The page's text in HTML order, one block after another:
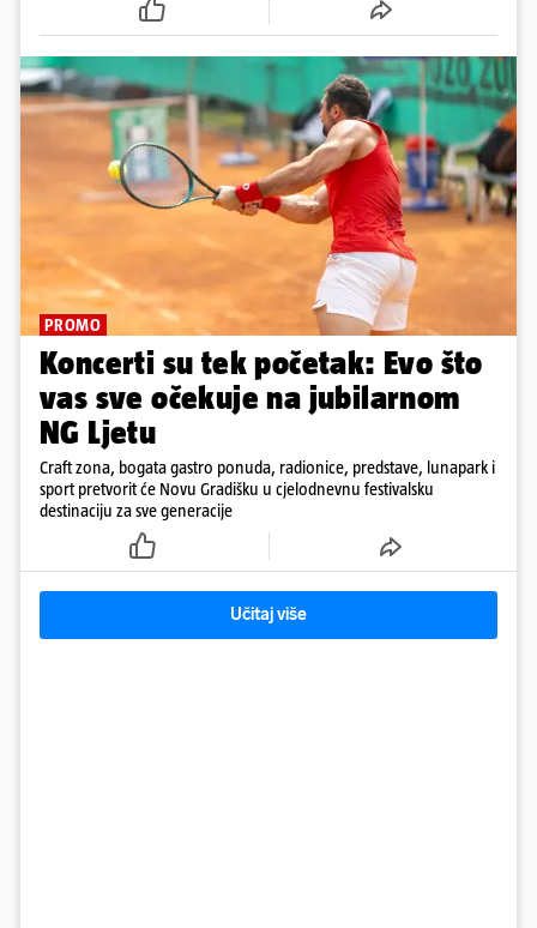
PROMO
Koncerti su tek početak: Evo što
vas sve očekuje na jubilarnom
NG Ljetu
Craft zona, bogata gastro ponuda, radionice, predstave, lunapark i
sport pretvorit će Novu Gradišku u cjelodnevnu festivalsku
destinaciju za sve generacije
Učitaj više